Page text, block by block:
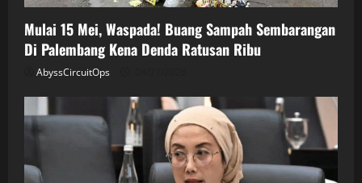
Mulai 15 Mei, Waspada! Buang Sampah Sembarangan
Di Palembang Kena Denda Ratusan Ribu
AbyssCircuitOps